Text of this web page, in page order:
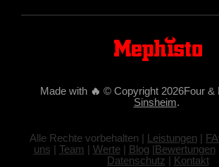
Made with 🔥 © Copyright 2026Four &
Sinsheim.
Alle Rechte vorbehalten | Leistungen |
uns | Team | Werte| Blog |Bewertungen
Datenschutz | Kontakt